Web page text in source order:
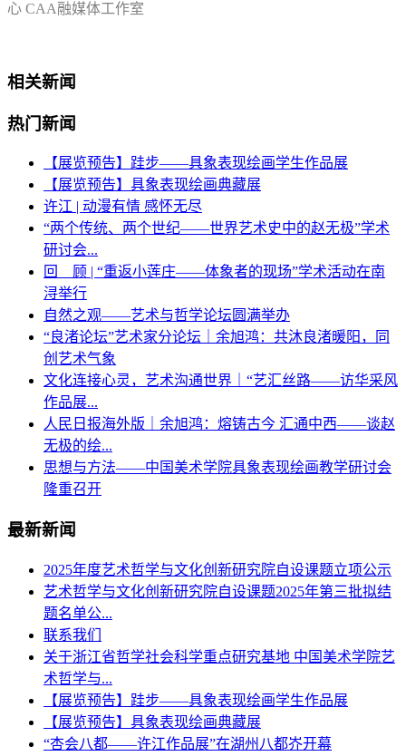
心 CAA融媒体工作室
相关新闻
热门新闻
【展览预告】跬步——具象表现绘画学生作品展
【展览预告】具象表现绘画典藏展
许江 | 动漫有情 感怀无尽
“两个传统、两个世纪——世界艺术史中的赵无极”学术
研讨会...
回 顾 | “重返小莲庄——体象者的现场”学术活动在南
浔举行
自然之观——艺术与哲学论坛圆满举办
“良渚论坛”艺术家分论坛｜余旭鸿：共沐良渚暖阳，同
创艺术气象
文化连接心灵，艺术沟通世界｜“艺汇丝路——访华采风
作品展...
人民日报海外版｜余旭鸿：熔铸古今 汇通中西——谈赵
无极的绘...
思想与方法——中国美术学院具象表现绘画教学研讨会
隆重召开
最新新闻
2025年度艺术哲学与文化创新研究院自设课题立项公示
艺术哲学与文化创新研究院自设课题2025年第三批拟结
题名单公...
联系我们
关于浙江省哲学社会科学重点研究基地 中国美术学院艺
术哲学与...
【展览预告】跬步——具象表现绘画学生作品展
【展览预告】具象表现绘画典藏展
“杏会八都——许江作品展”在湖州八都岕开幕